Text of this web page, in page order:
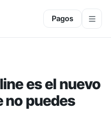
Pagos
es el nuevo
no puedes